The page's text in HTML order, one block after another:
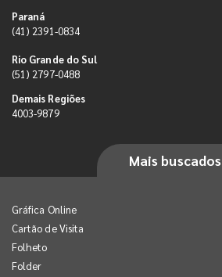
Paraná
(41) 2391-0834
Rio Grande do Sul
(51) 2797-0488
Demais Regiões
4003-9879
Mais buscados
Gráfica Online
Cartão de Visita
Folheto
Folder